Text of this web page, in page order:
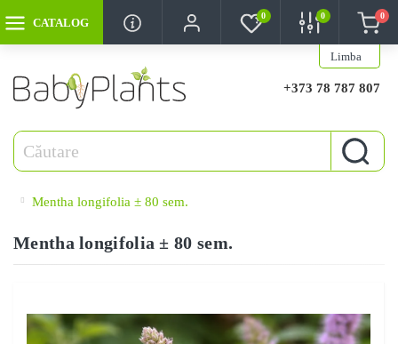
CATALOG
Limba
0 0 0
+373 78 787 807
Mentha longifolia ± 80 sem.
Mentha longifolia ± 80 sem.